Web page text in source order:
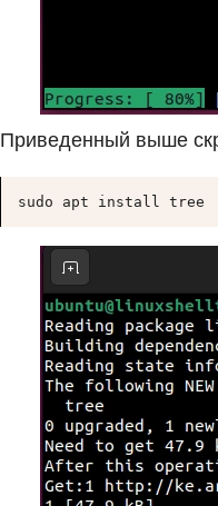
Приведенный выше
sudo apt install tree